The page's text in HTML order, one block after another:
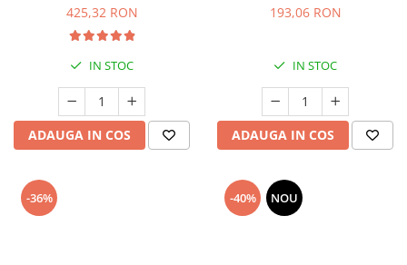
transport, Tiramisu
425,32 RON
IN STOC
ADAUGA IN COS
193,06 RON
IN STOC
ADAUGA IN COS
-36% -40% NOU